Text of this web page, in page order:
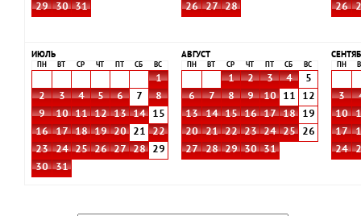
29
30 31
26
27 28
26
ИЮЛЬ
ПН ВТ СР ЧТ СБ ВС
1
2
3 4 5 6 7
8
9
10 11 12 13 14
15
16
17 18 19 20 21
22
23
24 25 26 27 28
29
30
31
АВГУСТ
ПН ВТ СР ЧТ СБ ВС
1 2 3 4
5
6
7 8 9 10 11
12
13
14 15 16 17 18
19
20
21 22 23 24 25
26
27
28 29 30 31
ПН
3
10
17
24